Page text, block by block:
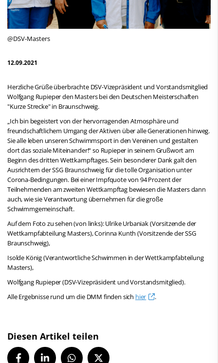
@DSV-Masters
12.09.2021
Herzliche Grüße überbrachte DSV-Vizepräsident und Vorstandsmitglied
Wolfgang Rupieper den Masters bei den Deutschen Meisterschaften
"Kurze Strecke" in Braunschweig.
„Ich bin begeistert von der hervorragenden Atmosphäre und
freundschaftlichem Umgang der Aktiven über alle Generationen hinweg.
Sie alle leben unseren Schwimmsport in den Vereinen und gestalten
dort das soziale Miteinander!“ so Rupieper in seinem Grußwort am
Beginn des dritten Wettkampftages. Sein besonderer Dank galt den
Ausrichtern der SSG Braunschweig für die tolle Organisation unter
Corona-Bedingungen. Bei einer Impfquote von 94 Prozent der
Teilnehmenden am zweiten Wettkampftag bewiesen die Masters dann
auch, wie sie Verantwortung übernehmen für die große
Schwimmgemeinschaft.
Auf dem Foto zu sehen (von links): Ulrike Urbaniak (Vorsitzende der
Wettkampfabteilung Masters), Corinna Kunth (Vorsitzende der SSG
Braunschweig),
Isolde König (Verantwortliche Schwimmen in der Wettkampfabteilung
Masters),
Wolfgang Rupieper (DSV-Vizepräsident und Vorstandsmitglied).
Alle Ergebnisse rund um die DMM finden sich hier .
Diesen Artikel teilen